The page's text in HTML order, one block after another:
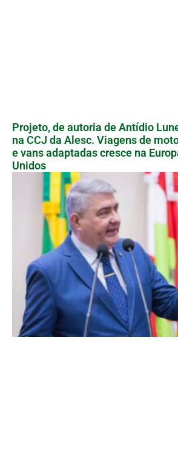
Projeto, de autoria de Antídio
na CCJ da Alesc. Viagens de
e vans adaptadas cresce na
Unidos